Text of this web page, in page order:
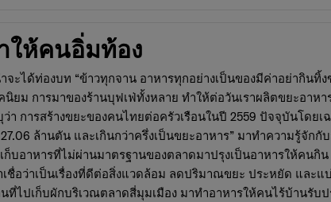
ให้คนอิ่มท้อง
จะได้ท่องบท “ข้าวทุกจาน อาหารทุกอย่างเป็นของมีค่าอย่ากินทิ้ง
ยม การมาของร้านบุฟเฟ่ทั้งหลาย ทำให้ต่อวันเราผลิตขยะอาหา
การสร้างขยะของคนไทยต่อครัวเรือนในปี 2559 ปัจจุบันโดยเ
ล้านตัน และเกินกว่าครึ่งเป็นขยะอาหาร” มาทำความรู้จัก
เก็บอาหารที่ไม่ผ่านมาตรฐานของตลาดมาปรุงเป็นอาหารให้คนกิ
เชื่อว่าเป็นเรื่องที่ดีต่อสิ่งแวดล้อม ลดปริมาณขยะ ประหยัด และแ
ที่ไปเก็บผักบริเวณตลาดสี่มุมเมือง มาทำอาหารให้คนไร้บ้านรับ